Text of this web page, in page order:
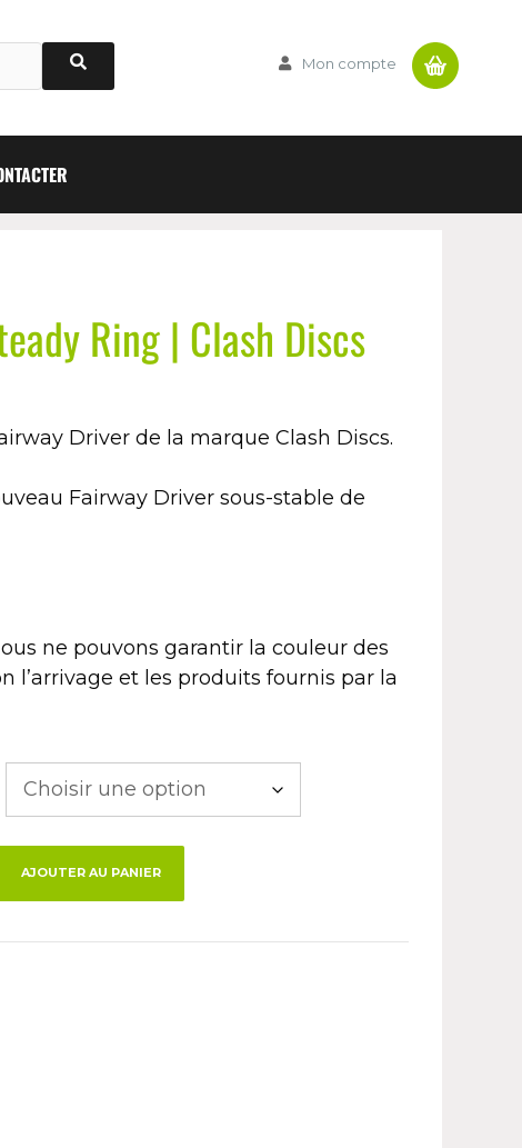
Mon compte Panier
Ring | Clash Discs
Driver de la marque Clash Discs.
Fairway Driver sous-stable de
ne pouvons garantir la couleur des
l’arrivage et les produits fournis par la
AJOUTER AU PANIER